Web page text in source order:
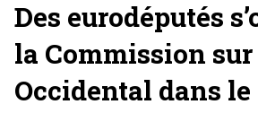
Des eurodéputés
la Commission sur
Occidental dans le